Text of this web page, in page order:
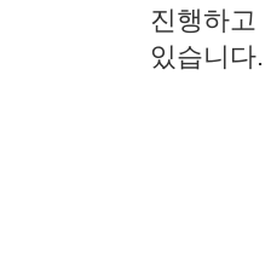
진행하고
있습니다.